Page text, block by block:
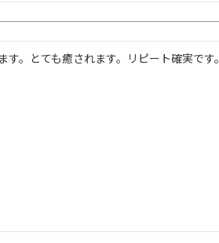
。とても癒されます。リピート確実です。